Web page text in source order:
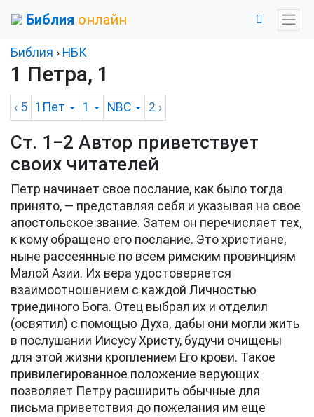
Библия онлайн
Библия › НБК
1 Петра, 1
‹ 5 1Пет 1 NBC 2 ›
Ст. 1−2 Автор приветствует
своих читателей
Петр начинает свое послание, как было тогда
принято, — представляя себя и указывая на свое
апостольское звание. Затем он перечисляет тех,
к кому обращено его послание. Это христиане,
ныне рассеянные по всем римским провинциям
Малой Азии. Их вера удостоверяется
взаимоотношением с каждой Личностью
триединого Бога. Отец выбрал их и отделил
(освятил) с помощью Духа, дабы они могли жить
в послушании Иисусу Христу, будучи очищены
для этой жизни кроплением Его крови. Такое
привилегированное положение верующих
позволяет Петру расширить обычные для
письма приветствия до пожелания им еще